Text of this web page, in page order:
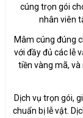
cúng trọn gói
nhân viên
Mâm cúng đúng
với đầy đủ các lễ
tiền vàng mã,
Dịch vụ trọn gói,
chuẩn bị lễ vật.